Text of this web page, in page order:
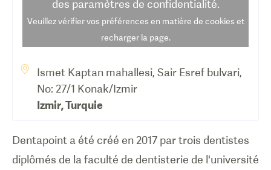
des paramètres de confidentialité.
Veuillez vérifier vos préférences en matière de cookies et
recharger la page.
Ismet Kaptan mahallesi, Sair Esref bulvari,
No: 27/1 Konak/Izmir
Izmir,Turquie
Dentapoint a été créé en 2017 par trois dentistes
diplômés de la faculté de dentisterie de l'université